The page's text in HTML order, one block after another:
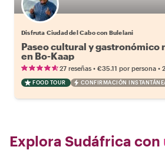
Disfruta Ciudad del Cabo con Bulelani
Paseo cultural y gastronómico
en Bo-Kaap
27 reseñas • €35.11 por persona •
FOOD TOUR CONFIRMACIÓN
Explora Sudáfrica con